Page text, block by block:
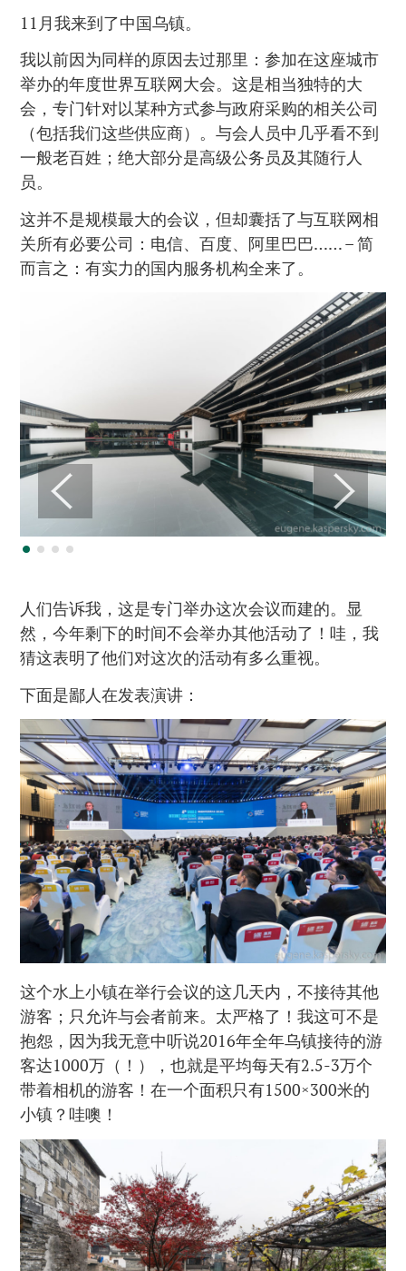
11月我来到了中国乌镇。
我以前因为同样的原因去过那里：参加在这座城市
举办的年度世界互联网大会。这是相当独特的大
会，专门针对以某种方式参与政府采购的相关公司
（包括我们这些供应商）。与会人员中几乎看不到
一般老百姓；绝大部分是高级公务员及其随行人
员。
这并不是规模最大的会议，但却囊括了与互联网相
关所有必要公司：电信、百度、阿里巴巴…… – 简
而言之：有实力的国内服务机构全来了。
人们告诉我，这是专门举办这次会议而建的。显
然，今年剩下的时间不会举办其他活动了！哇，我
猜这表明了他们对这次的活动有多么重视。
下面是鄙人在发表演讲：
这个水上小镇在举行会议的这几天内，不接待其他
游客；只允许与会者前来。太严格了！我这可不是
抱怨，因为我无意中听说2016年全年乌镇接待的游
客达1000万（！），也就是平均每天有2.5-3万个
带着相机的游客！在一个面积只有1500×300米的
小镇？哇噢！